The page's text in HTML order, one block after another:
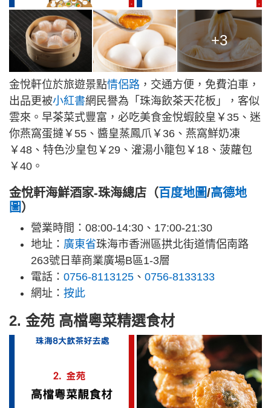
+3
金悅軒位於旅遊景點情侶路 ，交通方便，免費泊車，
出品更被小紅書網民譽為「珠海飲茶天花板」，客似
雲來。早茶菜式豐富，必吃美食金悅蝦餃皇￥35、迷
你燕窩蛋撻￥55、醬皇蒸鳳爪￥36、燕窩鮮奶凍
￥48、特色沙皇包￥29、灌湯小籠包￥18、菠蘿包
￥40。
金悅軒海鮮酒家-珠海總店（百度地圖/高德地
圖）
營業時間：08:00-14:30、17:00-21:30
地址： 廣東省珠海市香洲區拱北街道情侶南路
263號日華商業廣場B區1-3層
電話： 0756-8113125 、 0756-8133133
網址： 按此
2. 金苑 高檔粵菜精選食材